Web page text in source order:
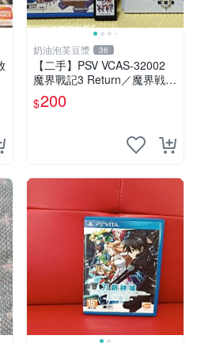
奶油泡芙豆漿 36
【二手】PSV VCAS-32002
魔界戰記3 Return／魔界戦記
ディスガイア3 Return／Disg
aea 3 Return
$200